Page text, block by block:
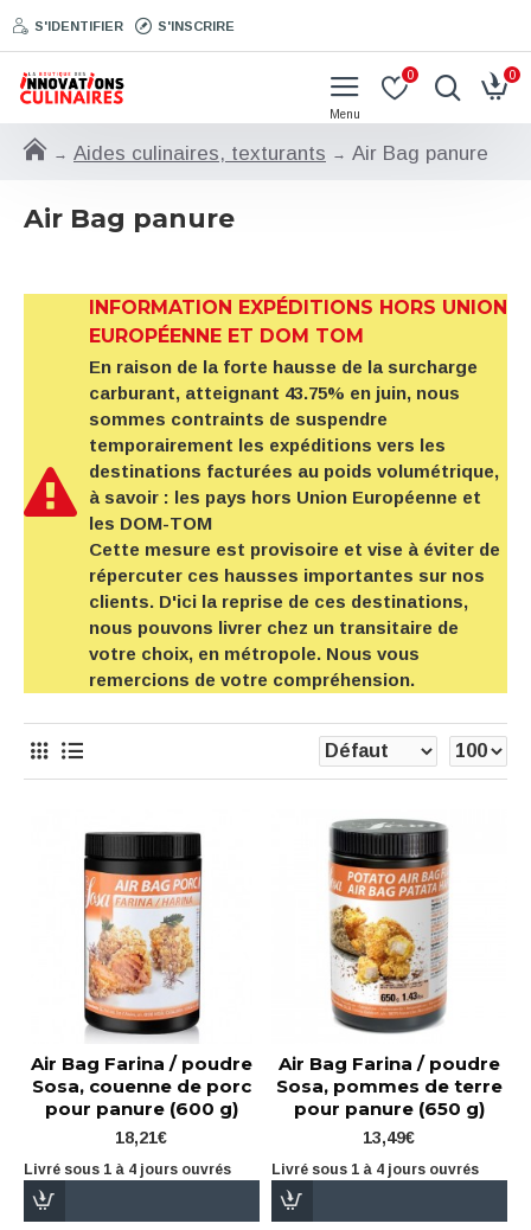
S'IDENTIFIER S'INSCRIRE
0 0
Aides culinaires, texturants Air Bag panure
Air Bag panure
INFORMATION EXPÉDITIONS HORS UNION
EUROPÉENNE ET DOM TOM
En raison de la forte hausse de la surcharge
carburant, atteignant 43.75% en juin, nous
sommes contraints de suspendre
temporairement les expéditions vers les
destinations facturées au poids volumétrique,
à savoir : les pays hors Union Européenne et
les DOM-TOM
Cette mesure est provisoire et vise à éviter de
répercuter ces hausses importantes sur nos
clients. D'ici la reprise de ces destinations,
nous pouvons livrer chez un transitaire de
votre choix, en métropole. Nous vous
remercions de votre compréhension.
Air Bag Farina / poudre
Sosa, couenne de porc
pour panure (600 g)
18,21€
Livré sous 1 à 4 jours ouvrés
Air Bag Farina / poudre
Sosa, pommes de terre
pour panure (650 g)
13,49€
Livré sous 1 à 4 jours ouvrés